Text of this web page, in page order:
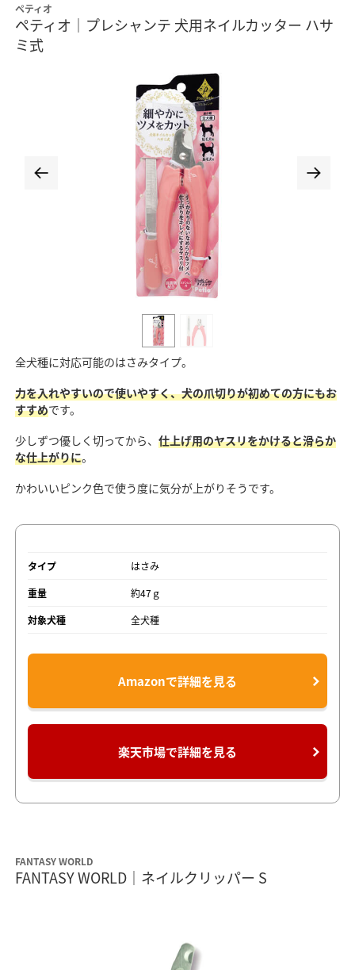
ペティオ
ペティオ｜プレシャンテ 犬用ネイルカッター ハサ
ミ式
全犬種に対応可能のはさみタイプ。
力を入れやすいので使いやすく、犬の爪切りが初めての方にもお
すすめです。
少しずつ優しく切ってから、 仕上げ用のヤスリをかけると滑らか
な仕上がりに。
かわいいピンク色で使う度に気分が上がりそうです。
タイプ
はさみ
重量
約47ｇ
対象犬種
全犬種
Amazonで詳細を見る
楽天市場で詳細を見る
FANTASY WORLD
FANTASY WORLD｜ネイルクリッパー S